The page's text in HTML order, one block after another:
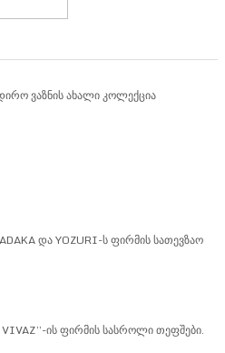
ვაზნის ახალი კოლექცია
და YOZURI-ს ფირმის სათევზაო
VIVAZ”-ის ფირმის სასროლი თეფშები.